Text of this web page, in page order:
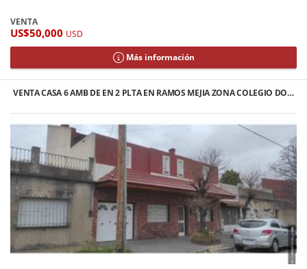
VENTA
US$50,000 USD
Más información
VENTA CASA 6 AMB DE EN 2 PLTA EN RAMOS MEJIA ZONA COLEGIO DO…